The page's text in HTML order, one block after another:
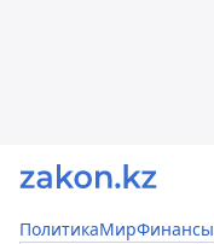
ПолитикаМирФинансы